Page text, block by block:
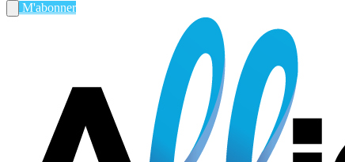
M'abonner